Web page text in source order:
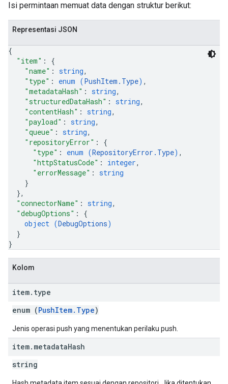
Isi permintaan memuat data dengan struktur berikut:
Representasi JSON
{
"item" : {
"name" : string,
"type" : enum (PushItem.Type) ,
"metadataHash" : string,
"structuredDataHash" : string,
"contentHash" : string,
"payload" : string,
"queue" : string,
"repositoryError" : {
"type" : enum (RepositoryError.Type) ,
"httpStatusCode" : integer,
"errorMessage" : string
}
},
"connectorName" : string,
"debugOptions" : {
object (DebugOptions)
}
}
Kolom
item. type
enum (PushItem.Type)
Jenis operasi push yang menentukan perilaku push.
item. metadataHash
string